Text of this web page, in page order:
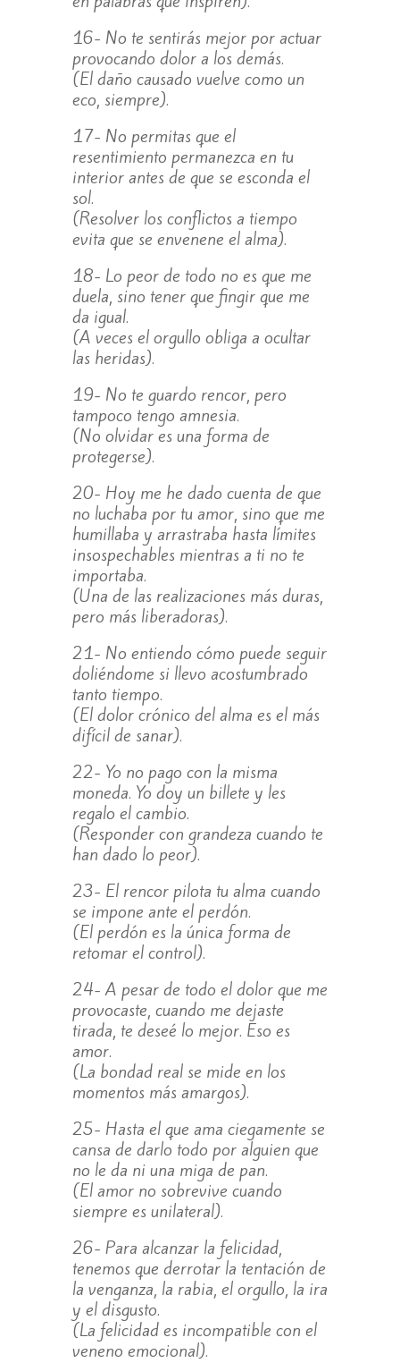
16- No te sentirás mejor por actuar
provocando dolor a los demás.
(El daño causado vuelve como un
eco, siempre).
17- No permitas que el
resentimiento permanezca en tu
interior antes de que se esconda el
sol.
(Resolver los conflictos a tiempo
evita que se envenene el alma).
18- Lo peor de todo no es que me
duela, sino tener que fingir que me
da igual.
(A veces el orgullo obliga a ocultar
las heridas).
19- No te guardo rencor, pero
tampoco tengo amnesia.
(No olvidar es una forma de
protegerse).
20- Hoy me he dado cuenta de que
no luchaba por tu amor, sino que me
humillaba y arrastraba hasta límites
insospechables mientras a ti no te
importaba.
(Una de las realizaciones más duras,
pero más liberadoras).
21- No entiendo cómo puede seguir
doliéndome si llevo acostumbrado
tanto tiempo.
(El dolor crónico del alma es el más
difícil de sanar).
22- Yo no pago con la misma
moneda. Yo doy un billete y les
regalo el cambio.
(Responder con grandeza cuando te
han dado lo peor).
23- El rencor pilota tu alma cuando
se impone ante el perdón.
(El perdón es la única forma de
retomar el control).
24- A pesar de todo el dolor que me
provocaste, cuando me dejaste
tirada, te deseé lo mejor. Eso es
amor.
(La bondad real se mide en los
momentos más amargos).
25- Hasta el que ama ciegamente se
cansa de darlo todo por alguien que
no le da ni una miga de pan.
(El amor no sobrevive cuando
siempre es unilateral).
26- Para alcanzar la felicidad,
tenemos que derrotar la tentación de
la venganza, la rabia, el orgullo, la ira
y el disgusto.
(La felicidad es incompatible con el
veneno emocional).